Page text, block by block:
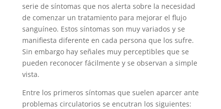
serie de síntomas que nos alerta sobre la necesidad
de comenzar un tratamiento para mejorar el flujo
sanguíneo. Estos síntomas son muy variados y se
manifiesta diferente en cada persona que los sufre.
Sin embargo hay señales muy perceptibles que se
pueden reconocer fácilmente y se observan a simple
vista.
Entre los primeros síntomas que suelen aparcer ante
problemas circulatorios se encutran los siguientes: